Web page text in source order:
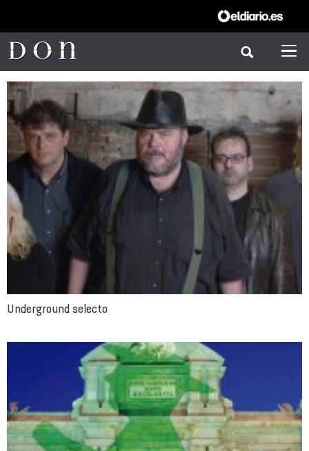
Underground selecto